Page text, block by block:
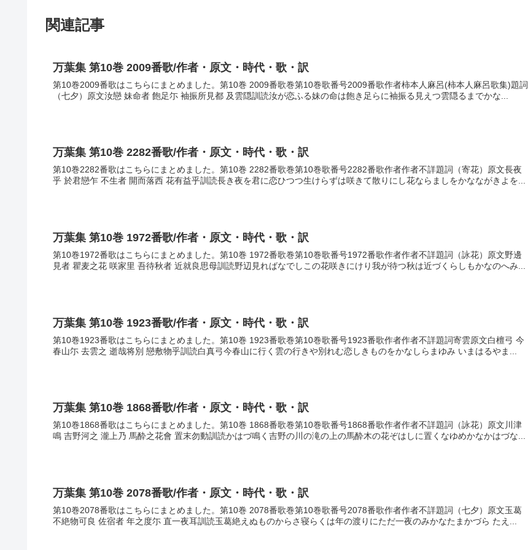
関連記事
万葉集 第10巻 2009番歌/作者・原文・時代・歌・訳
第10巻2009番歌はこちらにまとめました。第10巻 2009番歌巻第10巻歌番号2009番歌作者柿本人麻呂(柿本人麻呂歌集)題詞
（七夕）原文汝戀 妹命者 飽足尓 袖振所見都 及雲隠訓読汝が恋ふる妹の命は飽き足らに袖振る見えつ雲隠るまでかな...
万葉集 第10巻 2282番歌/作者・原文・時代・歌・訳
第10巻2282番歌はこちらにまとめました。第10巻 2282番歌巻第10巻歌番号2282番歌作者作者不詳題詞（寄花）原文長夜
乎 於君戀乍 不生者 開而落西 花有益乎訓読長き夜を君に恋ひつつ生けらずは咲きて散りにし花ならましをかなながきよを...
万葉集 第10巻 1972番歌/作者・原文・時代・歌・訳
第10巻1972番歌はこちらにまとめました。第10巻 1972番歌巻第10巻歌番号1972番歌作者作者不詳題詞（詠花）原文野邊
見者 瞿麦之花 咲家里 吾待秋者 近就良思母訓読野辺見ればなでしこの花咲きにけり我が待つ秋は近づくらしもかなのへみ...
万葉集 第10巻 1923番歌/作者・原文・時代・歌・訳
第10巻1923番歌はこちらにまとめました。第10巻 1923番歌巻第10巻歌番号1923番歌作者作者不詳題詞寄雲原文白檀弓 今
春山尓 去雲之 逝哉将別 戀敷物乎訓読白真弓今春山に行く雲の行きや別れむ恋しきものをかなしらまゆみ いまはるやま...
万葉集 第10巻 1868番歌/作者・原文・時代・歌・訳
第10巻1868番歌はこちらにまとめました。第10巻 1868番歌巻第10巻歌番号1868番歌作者作者不詳題詞（詠花）原文川津
鳴 吉野河之 瀧上乃 馬酔之花會 置末勿動訓読かはづ鳴く吉野の川の滝の上の馬酔木の花ぞはしに置くなゆめかなかはづな...
万葉集 第10巻 2078番歌/作者・原文・時代・歌・訳
第10巻2078番歌はこちらにまとめました。第10巻 2078番歌巻第10巻歌番号2078番歌作者作者不詳題詞（七夕）原文玉葛
不絶物可良 佐宿者 年之度尓 直一夜耳訓読玉葛絶えぬものからさ寝らくは年の渡りにただ一夜のみかなたまかづら たえ...